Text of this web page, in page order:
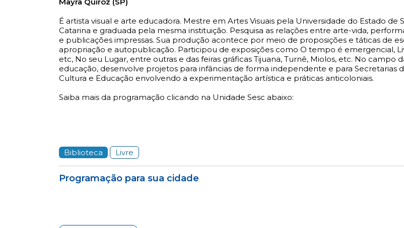
É artista visual e arte educadora. Mestre em Artes Visuais pela Universidade do Estado de
Catarina e graduada pela mesma instituição. Pesquisa as relações entre arte-vida,
e publicações impressas. Sua produção acontece por meio de proposições e táticas de
apropriação e autopublicação. Participou de exposições como O tempo é emergencial,
etc, No seu Lugar, entre outras e das feiras gráficas Tijuana, Turnê, Miolos, etc. No campo
educação, desenvolve projetos para infâncias de forma independente e para Secretarias
Cultura e Educação envolvendo a experimentação artística e práticas anticoloniais.
Saiba mais da programação clicando na Unidade Sesc abaixo:
Biblioteca Livre
Programação para sua cidade